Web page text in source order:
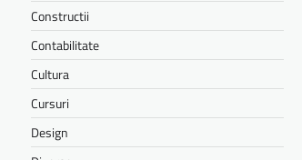
Constructii
Contabilitate
Cultura
Cursuri
Design